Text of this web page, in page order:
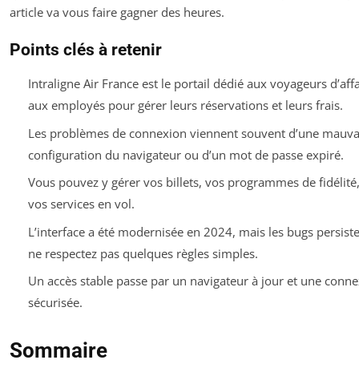
article va vous faire gagner des heures.
Points clés à retenir
Intraligne Air France est le portail dédié aux voyageurs
aux employés pour gérer leurs réservations et leurs frais.
Les problèmes de connexion viennent souvent d’une
configuration du navigateur ou d’un mot de passe expiré.
Vous pouvez y gérer vos billets, vos programmes de
vos services en vol.
L’interface a été modernisée en 2024, mais les bugs
ne respectez pas quelques règles simples.
Un accès stable passe par un navigateur à jour et une
sécurisée.
Sommaire